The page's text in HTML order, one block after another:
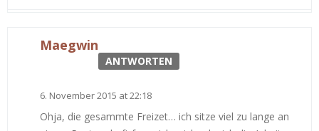
Maegwin
ANTWORTEN
6. November 2015 at 22:18
Ohja, die gesammte Freizet… ich sitze viel zu lange an